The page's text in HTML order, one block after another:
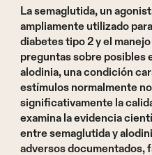
La semaglutida, un
ampliamente utilizado
diabetes tipo 2 y el
preguntas sobre posibles
alodinia, una condición
estímulos normalmente
significativamente la
examina la evidencia
entre semaglutida y
adversos documentados,